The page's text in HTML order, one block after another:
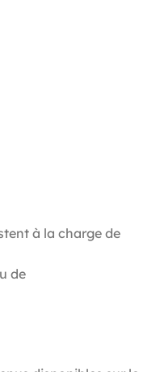
à la charge de
de